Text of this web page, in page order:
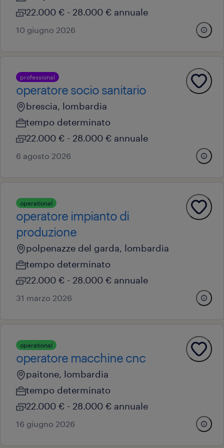
22.000 € - 28.000 € annuale
10 giugno 2026
professional
operatore socio sanitario
brescia, lombardia
tempo determinato
22.000 € - 28.000 € annuale
6 agosto 2026
operational
operatore impianto di
produzione
polpenazze del garda, lombardia
tempo determinato
22.000 € - 28.000 € annuale
31 marzo 2026
operational
operatore macchine cnc
paitone, lombardia
tempo determinato
22.000 € - 28.000 € annuale
16 giugno 2026